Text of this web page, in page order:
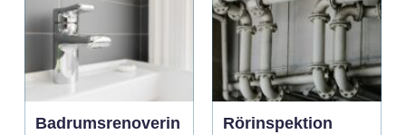
Badrumsrenoverin
Rörinspektion